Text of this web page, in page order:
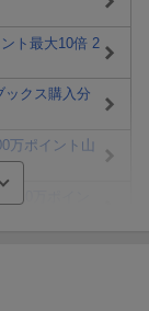
ト最大10倍 2
ックス購入分
万ポイント山